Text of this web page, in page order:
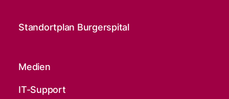
Standortplan Burgerspital
Medien
IT-Support